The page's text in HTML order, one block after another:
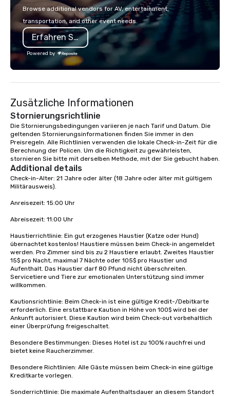
make the end-user experience
seamless from start to finish. We are
also a certified WOSB.
Browse additional vendors for AV, entertainment,
transportation, and other event needs.
Erfahren Sie mehr
Powered by
Zusätzliche Informationen
Stornierungsrichtlinie
Die Stornierungsbedingungen variieren je nach Tarif und Datum. Die
geltenden Stornierungsinformationen finden Sie immer in den
Preisregeln. Alle Richtlinien verwenden die lokale Check-in-Zeit für die
Berechnung der Policen. Um die Richtigkeit zu gewährleisten,
stornieren Sie bitte mit derselben Methode, mit der Sie gebucht haben.
Additional details
Check-in-Alter: 21 Jahre oder älter (18 Jahre oder älter mit gültigem
Militärausweis).
Anreisezeit: 15:00 Uhr
Abreisezeit: 11:00 Uhr
Haustierrichtlinie: Ein gut erzogenes Haustier (Katze oder Hund)
übernachtet kostenlos! Haustiere müssen beim Check-in angemeldet
werden. Pro Zimmer sind bis zu 2 Haustiere erlaubt. Zweites Haustier
15$ pro Nacht, maximal 7 Nächte oder 105$ pro Haustier und
Aufenthalt. Das Haustier darf 80 Pfund nicht überschreiten.
Servicetiere und Tiere zur emotionalen Unterstützung sind immer
willkommen.
Kautionsrichtlinie: Beim Check-in ist eine gültige Kredit-/Debitkarte
erforderlich. Eine erstattbare Kaution in Höhe von 100$ wird bei der
Ankunft autorisiert. Diese Kaution wird beim Check-out vorbehaltlich
einer Überprüfung freigeschaltet.
Besondere Bestimmungen: Dieses Hotel ist zu 100% rauchfrei und
bietet keine Raucherzimmer.
Besondere Richtlinien: Alle Gäste müssen beim Check-in eine gültige
Kreditkarte vorlegen.
Sonderrichtlinie: Die maximale Aufenthaltsdauer an diesem Standort